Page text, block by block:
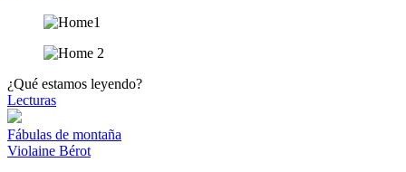
¿Qué estamos leyendo?
Lecturas
Fábulas de montaña
Violaine Bérot